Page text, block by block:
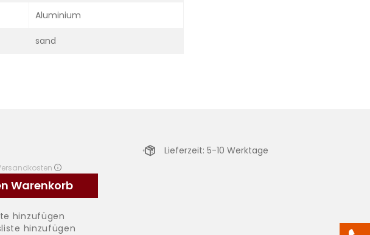
Aluminium
sand
Warenkorb
Lieferzeit: 5-10 Werktage
hinzufügen
hinzufügen